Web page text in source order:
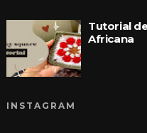
Tutorial
Africana
INSTAGRAM